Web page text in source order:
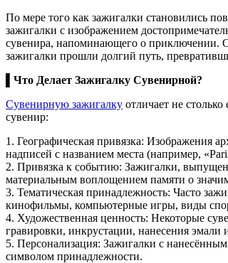
По мере того как зажигалки становились
зажигалки с изображением
сувенира, напоминающего о приключении.
зажигалки прошли долгий путь,
▌Что Делает Зажигалку Сувенирной?
Сувенирную зажигалку отличает не
сувенир:
1. Географическая привязка: Изображения
надписей с названием места (например,
2. Привязка к событию: Зажигалки,
материальным воплощением памяти о
3. Тематическая принадлежность: Часто
кинофильмы, компьютерные игры, виды
4. Художественная ценность: Некоторые
гравировки, инкрустации, нанесения
5. Персонализация: Зажигалки с
символом принадлежности.